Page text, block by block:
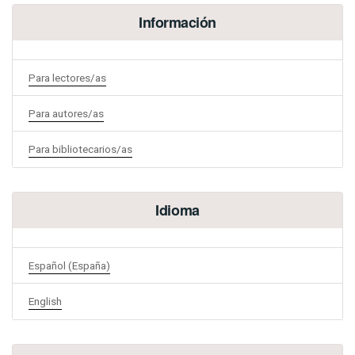
Información
Para lectores/as
Para autores/as
Para bibliotecarios/as
Idioma
Español (España)
English